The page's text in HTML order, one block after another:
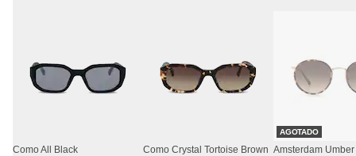
Como All Black
Como Crystal Tortoise Brown
AGOTADO